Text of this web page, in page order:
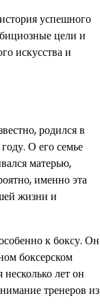
успешного
цели и
искусства и
родился в
О его семье
матерью,
именно эта
жизни и
к боксу. Он
боксерском
лет он
тренеров из